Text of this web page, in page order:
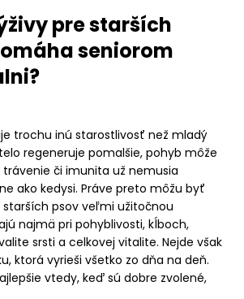
pre starších
seniorom
trochu inú starostlivosť než mladý
regeneruje pomalšie, pohyb môže
či imunita už nemusia
ako kedysi. Práve preto môžu byť
starších psov veľmi užitočnou
najmä pri pohyblivosti, kĺboch,
srsti a celkovej vitalite. Nejde však
ktorá vyrieši všetko zo dňa na deň.
vtedy, keď sú dobre zvolené,